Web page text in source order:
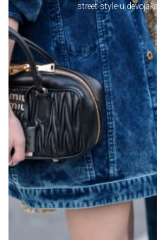
street style-u